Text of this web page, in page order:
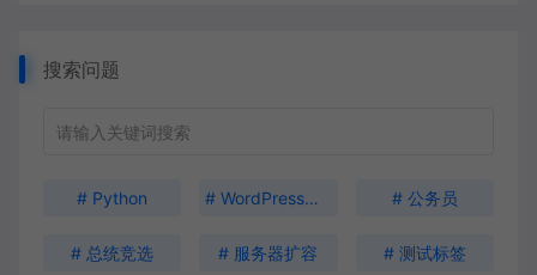
搜索问题
# Python # WordPress安装 # 公务员
# 总统竞选 # 服务器扩容 # 测试标签